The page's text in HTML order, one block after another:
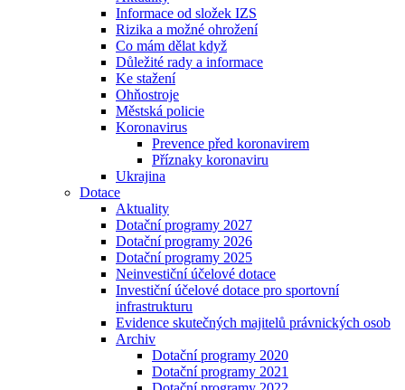
Informace od složek IZS
Rizika a možné ohrožení
Co mám dělat když
Důležité rady a informace
Ke stažení
Ohňostroje
Městská policie
Koronavirus
Prevence před koronavirem
Příznaky koronaviru
Ukrajina
Dotace
Aktuality
Dotační programy 2027
Dotační programy 2026
Dotační programy 2025
Neinvestiční účelové dotace
Investiční účelové dotace pro sportovní
infrastrukturu
Evidence skutečných majitelů právnických osob
Archiv
Dotační programy 2020
Dotační programy 2021